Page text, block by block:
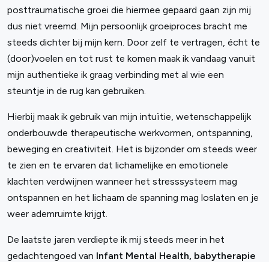
posttraumatische groei die hiermee gepaard gaan zijn mij
dus niet vreemd. Mijn persoonlijk groeiproces bracht me
steeds dichter bij mijn kern. Door zelf te vertragen, écht te
(door)voelen en tot rust te komen maak ik vandaag vanuit
mijn authentieke ik graag verbinding met al wie een
steuntje in de rug kan gebruiken.
Hierbij maak ik gebruik van mijn intuïtie, wetenschappelijk
onderbouwde therapeutische werkvormen, ontspanning,
beweging en creativiteit. Het is bijzonder om steeds weer
te zien en te ervaren dat lichamelijke en emotionele
klachten verdwijnen wanneer het stresssysteem mag
ontspannen en het lichaam de spanning mag loslaten en je
weer ademruimte krijgt.
De laatste jaren verdiepte ik mij steeds meer in het
gedachtengoed van Infant Mental Health, babytherapie